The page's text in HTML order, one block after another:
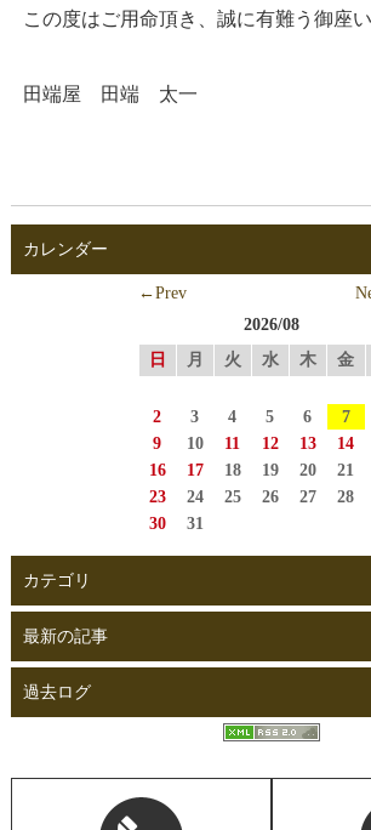
この度はご用命頂き、誠に有難う御座い
田端屋 田端 太一
カレンダー
←Prev
2026/08
日
月 火 水 木 金
2
3 4 5 6 7
9
10 11 12 13 14
16
17 18 19 20 21
23
24 25 26 27 28
30
31
カテゴリ
最新の記事
過去ログ